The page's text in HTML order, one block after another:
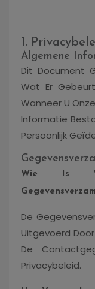
1.
Algemene
Dit Document
Wat Er
Wanneer U
Informatie
Persoonlijk
Wie Is
De
Uitgevoerd
De
Privacybeleid.